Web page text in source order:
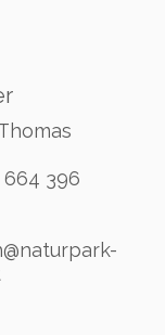
664 396